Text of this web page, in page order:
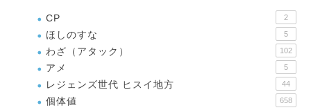
CP 2
ほしのすな 5
わざ（アタック） 102
アメ 5
レジェンズ世代 ヒスイ地方 44
個体値 658